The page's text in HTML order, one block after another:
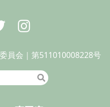
員会｜第511010008228号